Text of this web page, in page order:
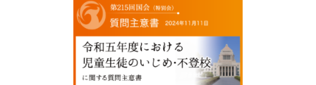
質問主意書